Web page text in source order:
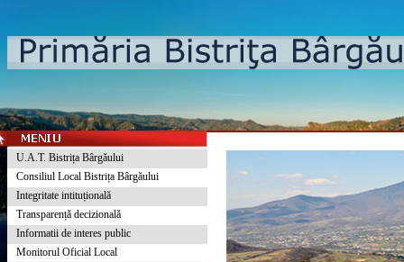
U.A.T. Bistrița Bârgăului
Consiliul Local Bistrița Bârgăului
Integritate intituțională
Transparență decizională
Informatii de interes public
Monitorul Oficial Local